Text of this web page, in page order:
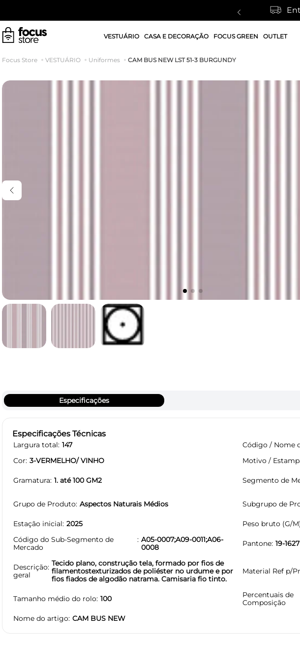
VESTUÁRIO CASA E DECORAÇÃO FOCUS GREEN OUTLET
VESTUÁRIO Uniformes CAM BUS NEW LST 51-3 BURGUNDY
Especificações
Especificações Técnicas
Largura total 147 Código / Nome
Cor 3-VERMELHO/ VINHO Motivo /
Gramatura 1. até 100 GM2 Segmento de
Grupo de Produto Aspectos Naturais Médios Subgrupo de
Estação inicial 2025 Peso bruto (G/
Código do Sub-Segmento de
Mercado
A05-0007;A09-0011;A06-
0008
Pantone 19-1627
Descrição
geral
Tecido plano, construção tela, formado por fios de
filamentostexturizados de poliéster no urdume e por
fios fiados de algodão natrama. Camisaria fio tinto.
Material Ref p/
Tamanho médio do rolo 100
Percentuais de
Composição
Nome do artigo CAM BUS NEW